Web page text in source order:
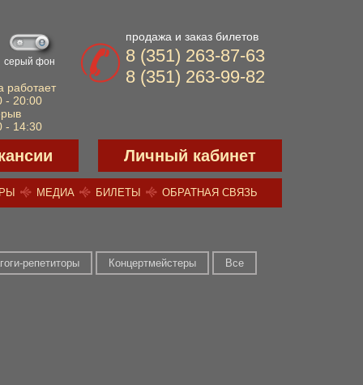
серый фон
работает
- 20:00
- 14:30
продажа и заказ билетов
8 (351) 263-87-63
8 (351) 263-99-82
Личный кабинет
МЕДИА БИЛЕТЫ ОБРАТНАЯ СВЯЗЬ
репетиторы Концертмейстеры Все